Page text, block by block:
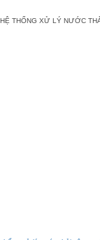
HỆ THỐNG XỬ LÝ NƯỚC